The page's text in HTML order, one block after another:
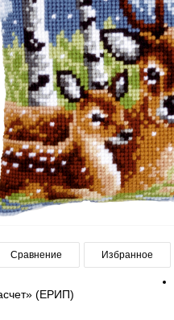
Сравнение Избранное
(ЕРИП)